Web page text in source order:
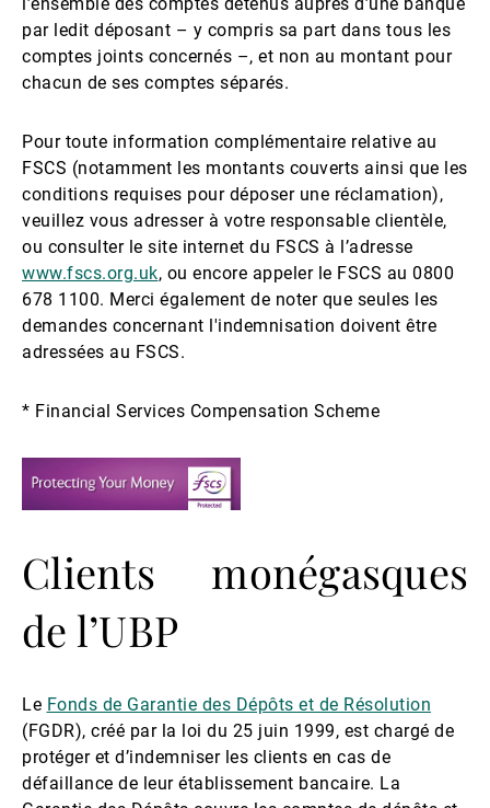
par ledit déposant – y compris sa part dans tous les
comptes joints concernés –, et non au montant pour
chacun de ses comptes séparés.
Pour toute information complémentaire relative au
FSCS (notamment les montants couverts ainsi que les
conditions requises pour déposer une réclamation),
veuillez vous adresser à votre responsable clientèle,
ou consulter le site internet du FSCS à l’adresse
www.fscs.org.uk, ou encore appeler le FSCS au 0800
678 1100. Merci également de noter que seules les
demandes concernant l'indemnisation doivent être
adressées au FSCS.
* Financial Services Compensation Scheme
Clients monégasques
de l’UBP
Le Fonds de Garantie des Dépôts et de Résolution
(FGDR), créé par la loi du 25 juin 1999, est chargé de
protéger et d’indemniser les clients en cas de
défaillance de leur établissement bancaire. La